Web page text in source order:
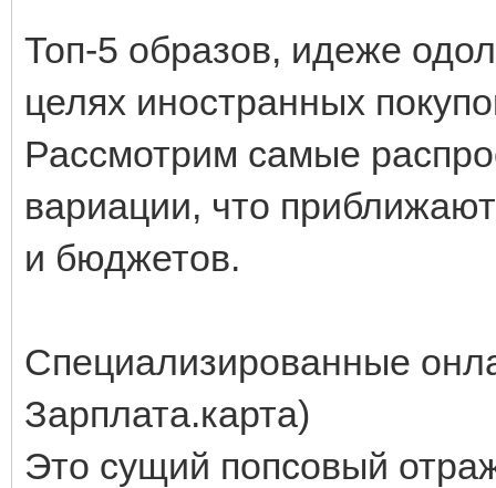
Топ-5 образов, идеже
целях иностранных
Рассмотрим самые
вариации, что
и бюджетов.
Специализированные
Зарплата.карта)
Это сущий попсовый